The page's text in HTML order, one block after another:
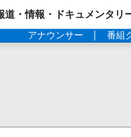
道・情報・ドキュメンタリ
アナウンサー 番組